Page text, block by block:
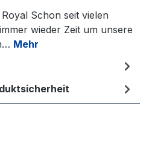
Schon seit vielen
wieder Zeit um unsere
Mehr